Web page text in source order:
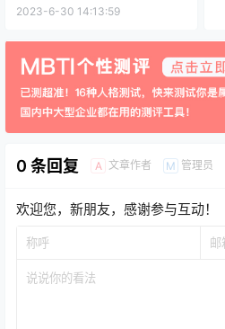
2023-6-30 14:13:59
0 条回复 A 文章作者 M 管理员
欢迎您，新朋友，感谢参与互动！